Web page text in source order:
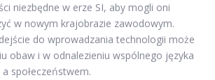
niezbędne w erze SI, aby mogli oni
w nowym krajobrazie zawodowym.
do wprowadzania technologii może
obaw i w odnalezieniu wspólnego języka
społeczeństwem.